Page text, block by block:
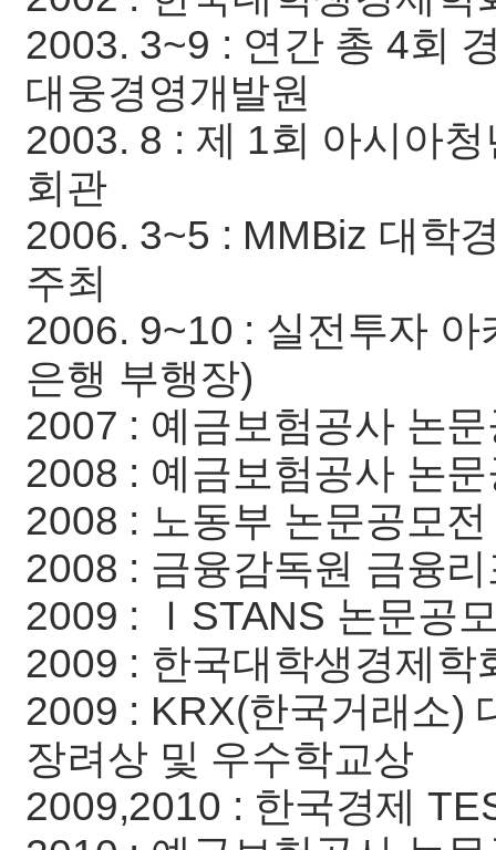
2003. 3~9 : 연간 총 4회
대웅경영개발원
2003. 8 : 제 1회 아시아
회관
2006. 3~5 : MMBiz 대학
주최
2006. 9~10 : 실전투자
은행 부행장)
2007 : 예금보험공사 논
2008 : 예금보험공사 논
2008 : 노동부 논문공모
2008 : 금융감독원 금융
2009 : ＩSTANS 논문공
2009 : 한국대학생경제
2009 : KRX(한국거래소)
장려상 및 우수학교상
2009,2010 : 한국경제